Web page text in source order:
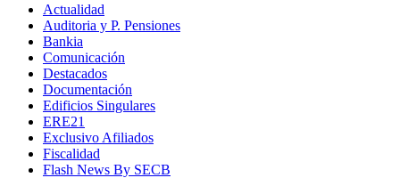
Actualidad
Auditoria y P. Pensiones
Bankia
Comunicación
Destacados
Documentación
Edificios Singulares
ERE21
Exclusivo Afiliados
Fiscalidad
Flash News By SECB